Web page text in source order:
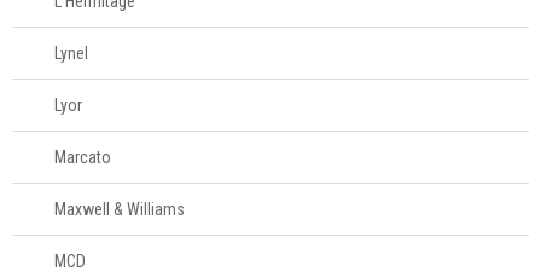
Lynel
Lyor
Marcato
Maxwell & Williams
MCD